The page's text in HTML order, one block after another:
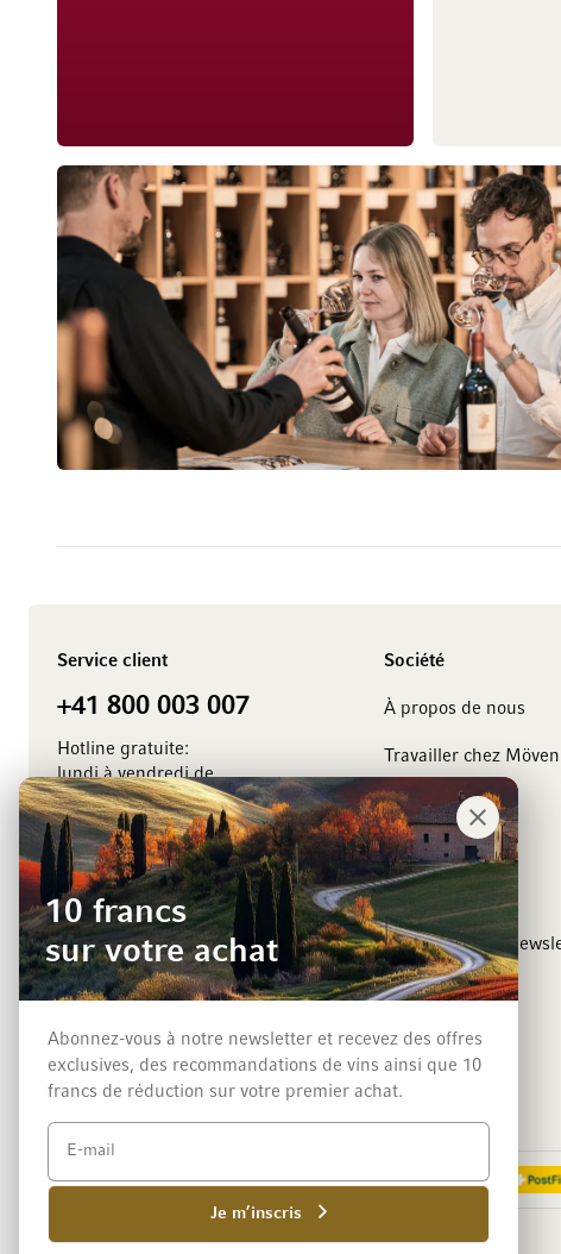
Service client
+41 800 003 007
Hotline gratuite:
lundi à vendredi de
8.00 à 18.00 heures
Contact
Société
À propos de nous
Travailler chez
Management
Événements
Inscription a la
10 francs
sur votre achat
Abonnez-vous à notre newsletter et recevez des offres
exclusives, des recommandations de vins ainsi que 10
francs de réduction sur votre premier achat.
Je m’inscris